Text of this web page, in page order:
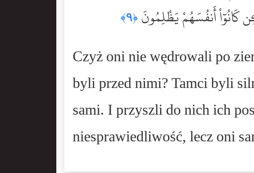
أَنفُسَهُمْ يَظْلِمُونَ ﴿٩﴾
Czyż oni nie wędrowali po
byli przed nimi? Tamci byli
sami. I przyszli do nich ich
niesprawiedliwość, lecz oni